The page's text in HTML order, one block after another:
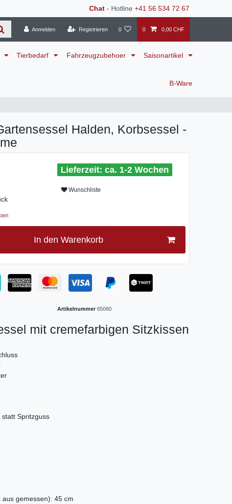
Chat - Hotline +41 56 534 72 67
Anmelden Registrieren 0 0 0,00 CHF
Tierbedarf Fahrzeugzubehoer Saisonartikel
B-Ware
Halden, Korbsessel -
ca. 1-2 Wochen
Wunschliste
In den Warenkorb
Artikelnummer 65080
mit cremefarbigen Sitzkissen
Spritzguss
gemessen): 45 cm